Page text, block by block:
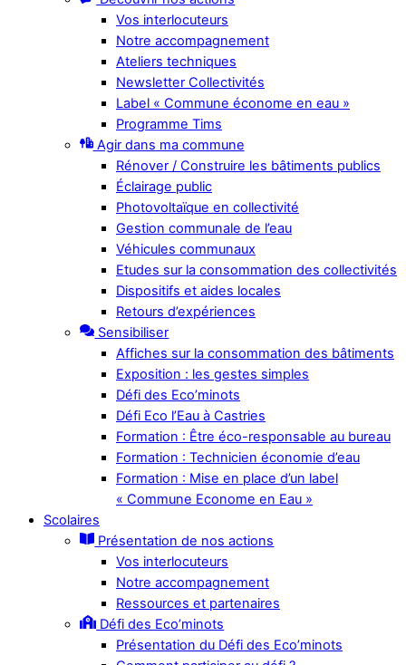
Vos interlocuteurs
Notre accompagnement
Ateliers techniques
Newsletter Collectivités
Label « Commune économe en eau »
Programme Tims
Agir dans ma commune
Rénover / Construire les bâtiments publics
Éclairage public
Photovoltaïque en collectivité
Gestion communale de l’eau
Véhicules communaux
Etudes sur la consommation des collectivités
Dispositifs et aides locales
Retours d’expériences
Sensibiliser
Affiches sur la consommation des bâtiments
Exposition : les gestes simples
Défi des Eco’minots
Défi Eco l’Eau à Castries
Formation : Être éco-responsable au bureau
Formation : Technicien économie d’eau
Formation : Mise en place d’un label
« Commune Econome en Eau »
Scolaires
Présentation de nos actions
Vos interlocuteurs
Notre accompagnement
Ressources et partenaires
Défi des Eco’minots
Présentation du Défi des Eco’minots